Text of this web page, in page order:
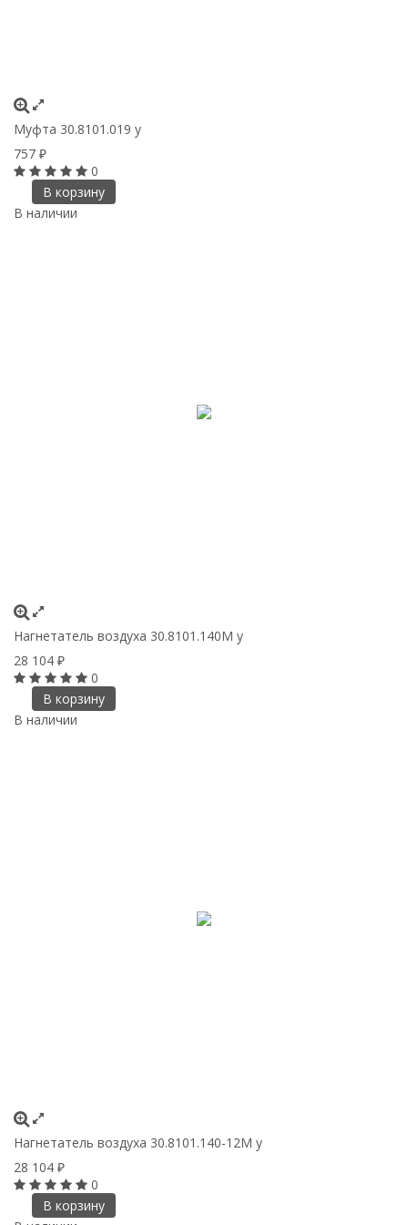
Муфта 30.8101.019 у
757 ₽
0
В корзину
В наличии
Нагнетатель воздуха 30.8101.140М у
28 104 ₽
0
В корзину
В наличии
Нагнетатель воздуха 30.8101.140-12М у
28 104 ₽
0
В корзину